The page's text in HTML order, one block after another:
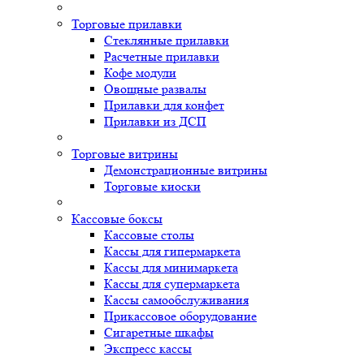
Торговые прилавки
Стеклянные прилавки
Расчетные прилавки
Кофе модули
Овощные развалы
Прилавки для конфет
Прилавки из ДСП
Торговые витрины
Демонстрационные витрины
Торговые киоски
Кассовые боксы
Кассовые столы
Кассы для гипермаркета
Кассы для минимаркета
Кассы для супермаркета
Кассы самообслуживания
Прикассовое оборудование
Сигаретные шкафы
Экспресс кассы